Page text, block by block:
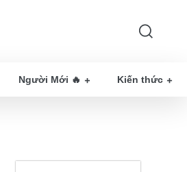
Người Mới 🔥 Kiến thức